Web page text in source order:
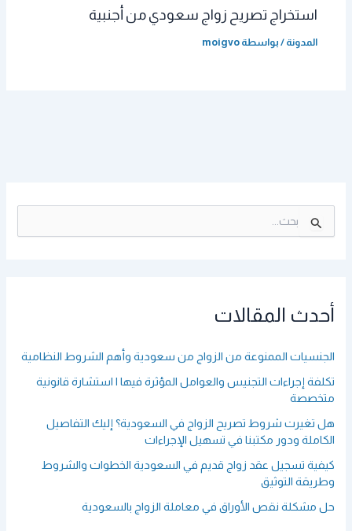
استخراج تصريح زواج سعودي من أجنبية
المدونة / بواسطة moigvo
ل
ع
ن
أحدث المقالات
الجنسيات الممنوعة من الزواج من سعودية وأهم الشروط النظامية
تكلفة إجراءات التجنيس والعوامل المؤثرة فيها | استشارة قانونية
متخصصة
هل تغيرت شروط تصريح الزواج في السعودية؟ إليك التفاصيل
الكاملة ودور مكتبنا في تسهيل الإجراءات
كيفية تسجيل عقد زواج قديم في السعودية الخطوات والشروط
وطريقة التوثيق
حل مشكلة نقص الأوراق في معاملة الزواج بالسعودية